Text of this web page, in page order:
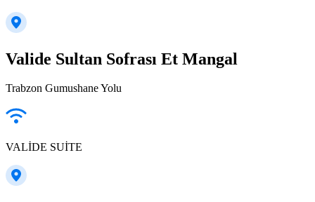
Valide Sultan Sofrası Et Mangal
Trabzon Gumushane Yolu
VALİDE SUİTE